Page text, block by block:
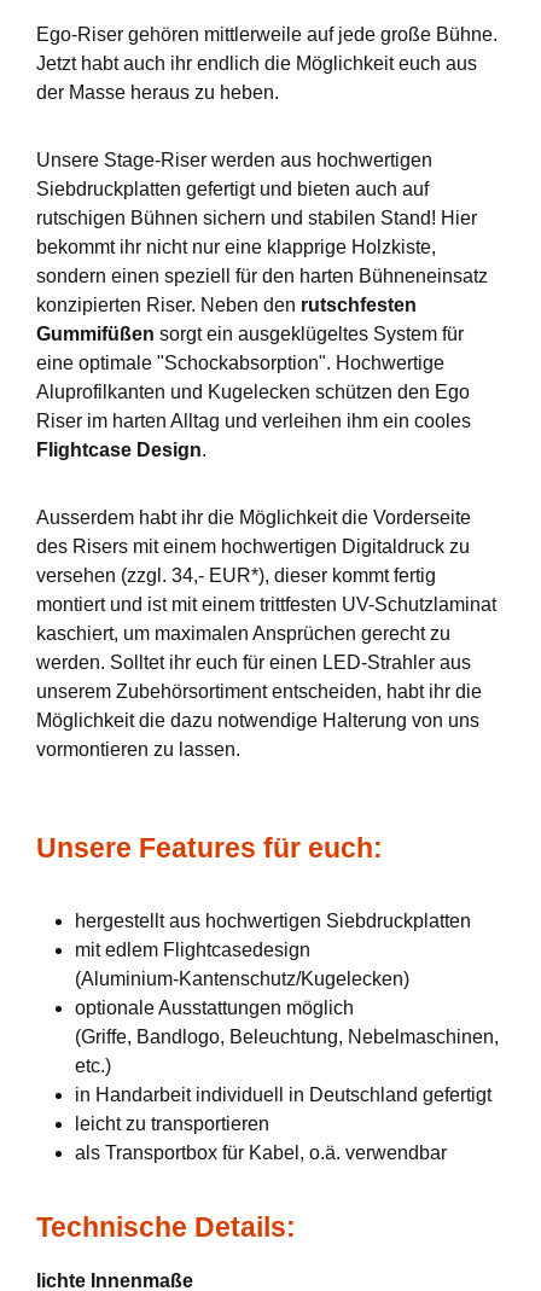
Ego-Riser gehören mittlerweile auf jede große Bühne.
Jetzt habt auch ihr endlich die Möglichkeit euch aus
der Masse heraus zu heben.
Unsere Stage-Riser werden aus hochwertigen
Siebdruckplatten gefertigt und bieten auch auf
rutschigen Bühnen sichern und stabilen Stand! Hier
bekommt ihr nicht nur eine klapprige Holzkiste,
sondern einen speziell für den harten Bühneneinsatz
konzipierten Riser. Neben den rutschfesten
Gummifüßen sorgt ein ausgeklügeltes System für
eine optimale "Schockabsorption". Hochwertige
Aluprofilkanten und Kugelecken schützen den Ego
Riser im harten Alltag und verleihen ihm ein cooles
Flightcase Design.
Ausserdem habt ihr die Möglichkeit die Vorderseite
des Risers mit einem hochwertigen Digitaldruck zu
versehen (zzgl. 34,- EUR*), dieser kommt fertig
montiert und ist mit einem trittfesten UV-Schutzlaminat
kaschiert, um maximalen Ansprüchen gerecht zu
werden. Solltet ihr euch für einen LED-Strahler aus
unserem Zubehörsortiment entscheiden, habt ihr die
Möglichkeit die dazu notwendige Halterung von uns
vormontieren zu lassen.
Unsere Features für euch:
hergestellt aus hochwertigen Siebdruckplatten
mit edlem Flightcasedesign
(Aluminium-Kantenschutz/Kugelecken)
optionale Ausstattungen möglich
(Griffe, Bandlogo, Beleuchtung, Nebelmaschinen,
etc.)
in Handarbeit individuell in Deutschland gefertigt
leicht zu transportieren
als Transportbox für Kabel, o.ä. verwendbar
Technische Details:
lichte Innenmaße